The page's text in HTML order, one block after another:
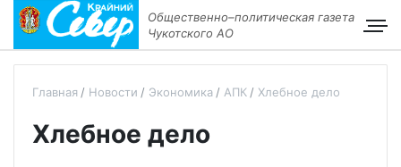
Общественно–политическая газета
Чукотского АО
Главная Новости Экономика АПК Хлебное дело
Хлебное дело